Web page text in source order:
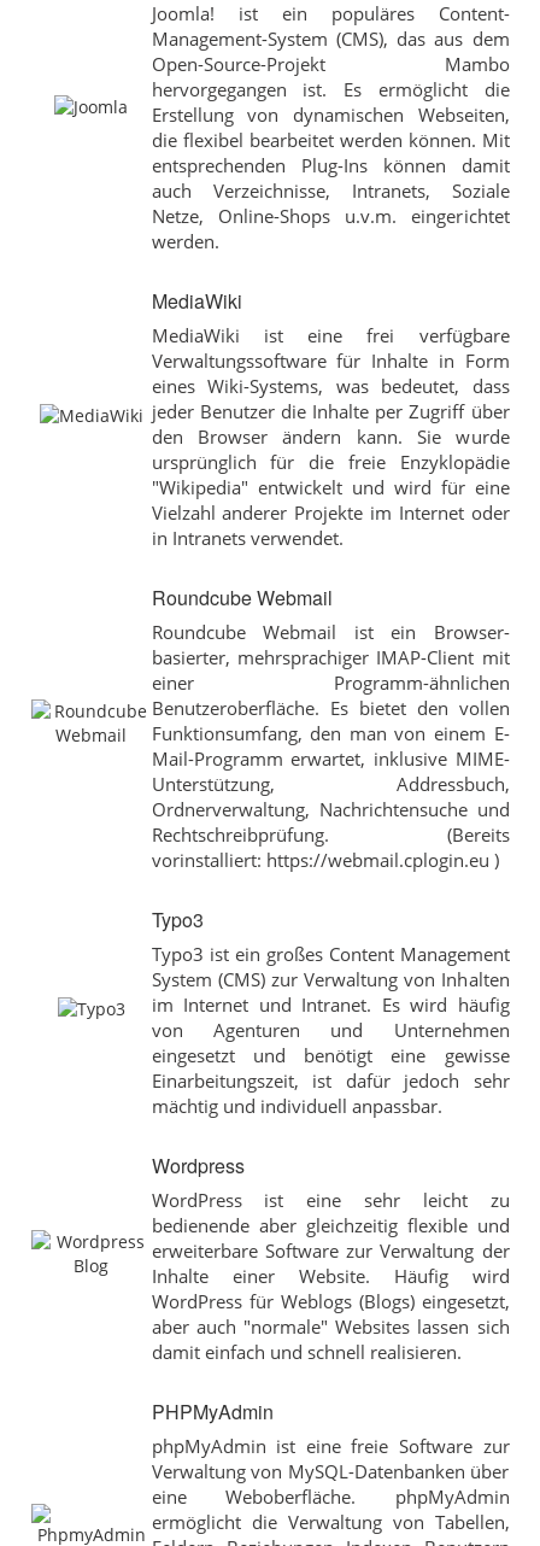
Joomla! ist ein populäres Content-
Management-System (CMS), das aus dem
Open-Source-Projekt Mambo
hervorgegangen ist. Es ermöglicht die
Erstellung von dynamischen Webseiten,
die flexibel bearbeitet werden können. Mit
entsprechenden Plug-Ins können damit
auch Verzeichnisse, Intranets, Soziale
Netze, Online-Shops u.v.m. eingerichtet
werden.
MediaWiki
MediaWiki ist eine frei verfügbare
Verwaltungssoftware für Inhalte in Form
eines Wiki-Systems, was bedeutet, dass
jeder Benutzer die Inhalte per Zugriff über
den Browser ändern kann. Sie wurde
ursprünglich für die freie Enzyklopädie
"Wikipedia" entwickelt und wird für eine
Vielzahl anderer Projekte im Internet oder
in Intranets verwendet.
Roundcube Webmail
Roundcube Webmail ist ein Browser-
basierter, mehrsprachiger IMAP-Client mit
einer Programm-ähnlichen
Benutzeroberfläche. Es bietet den vollen
Funktionsumfang, den man von einem E-
Mail-Programm erwartet, inklusive MIME-
Unterstützung, Addressbuch,
Ordnerverwaltung, Nachrichtensuche und
Rechtschreibprüfung. (Bereits
vorinstalliert: https://webmail.cplogin.eu )
Typo3
Typo3 ist ein großes Content Management
System (CMS) zur Verwaltung von Inhalten
im Internet und Intranet. Es wird häufig
von Agenturen und Unternehmen
eingesetzt und benötigt eine gewisse
Einarbeitungszeit, ist dafür jedoch sehr
mächtig und individuell anpassbar.
Wordpress
WordPress ist eine sehr leicht zu
bedienende aber gleichzeitig flexible und
erweiterbare Software zur Verwaltung der
Inhalte einer Website. Häufig wird
WordPress für Weblogs (Blogs) eingesetzt,
aber auch "normale" Websites lassen sich
damit einfach und schnell realisieren.
PHPMyAdmin
phpMyAdmin ist eine freie Software zur
Verwaltung von MySQL-Datenbanken über
eine Weboberfläche. phpMyAdmin
ermöglicht die Verwaltung von Tabellen,